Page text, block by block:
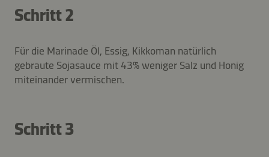
Schritt 2
Für die Marinade Öl, Essig, Kikkoman natürlich
gebraute Sojasauce mit 43% weniger Salz und Honig
miteinander vermischen.
Schritt 3